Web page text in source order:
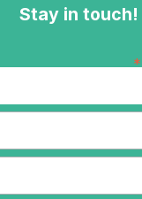
Stay in touch!
*